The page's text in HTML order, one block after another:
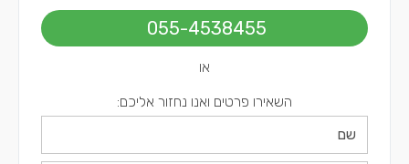
אינסטלטורים בירושלים
055-4538455
או
השאירו פרטים ואנו נחזור אליכם: